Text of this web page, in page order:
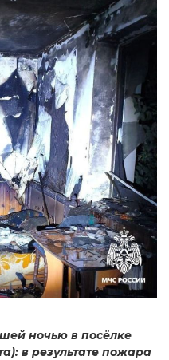
ночью в посёлке
в результате пожара